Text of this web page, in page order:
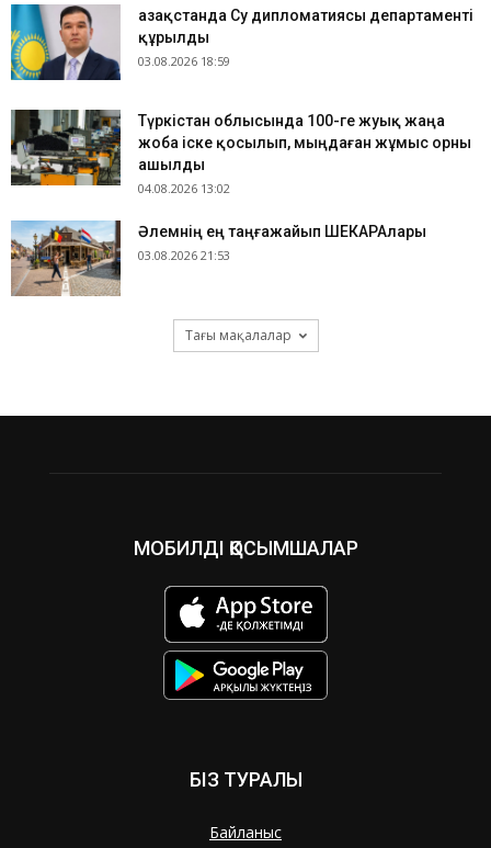
Қазақстанда Су дипломатиясы департаменті
құрылды
03.08.2026 18:59
Түркістан облысында 100-ге жуық жаңа
жоба іске қосылып, мыңдаған жұмыс орны
ашылды
04.08.2026 13:02
​Әлемнің ең таңғажайып ШЕКАРАлары
03.08.2026 21:53
Тағы мақалалар
МОБИЛДІ ҚОСЫМШАЛАР
БІЗ ТУРАЛЫ
Байланыс